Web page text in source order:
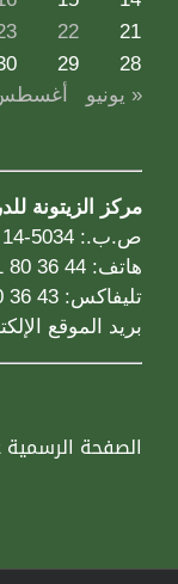
21
22
28
29
« يونيو
مركز الزيتونة
ص.ب.: 5034-14 بيروت – لبنان
هاتف: 44 36 80 21 00961
تليفاكس: 43 36 80 21 00961
بريد الموقع
الصفحة